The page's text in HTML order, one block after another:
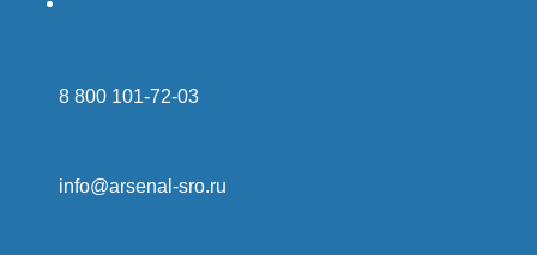
8 800 101-72-03
info@arsenal-sro.ru